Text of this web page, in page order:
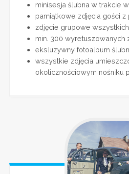
minisesja ślubna w trakcie
pamiątkowe zdjęcia gości z
zdjęcie grupowe
min. 300 wyretuszowanych
eksluzywny fotoalbum
wszystkie zdjęcia
okolicznościowym nośniku